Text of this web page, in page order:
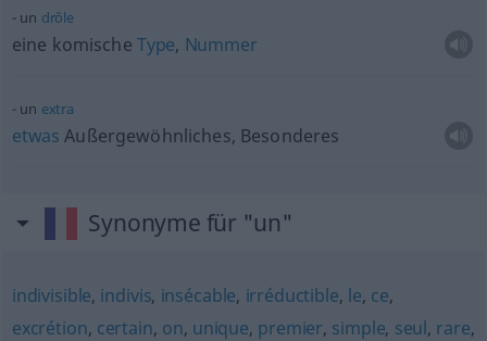
un drôle
eine komische Type, Nummer
un extra
etwas Außergewöhnliches, Besonderes
Synonyme für "un"
indivisible, indivis, insécable, irréductible, le, ce,
excrétion, certain, on, unique, premier, simple, seul, rare,